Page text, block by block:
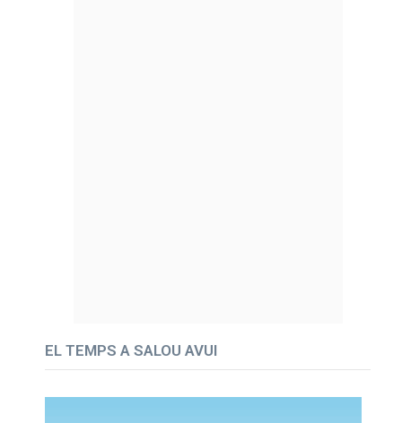
EL TEMPS A SALOU AVUI